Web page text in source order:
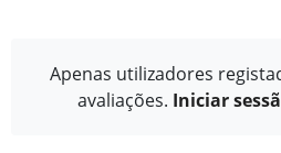
Apenas utilizadores
avaliações. Iniciar